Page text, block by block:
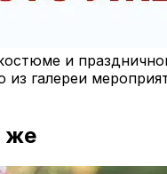
и
галереи
же